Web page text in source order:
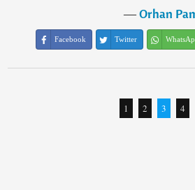
―Orhan
Facebook Twitter
1 2 3 4